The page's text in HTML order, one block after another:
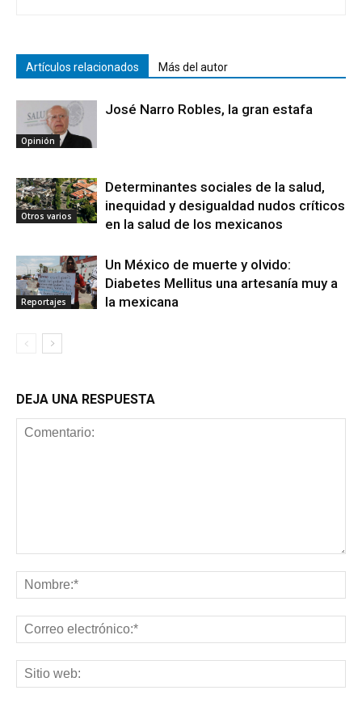
Artículos relacionados Más del autor
Opinión
José Narro Robles, la gran estafa
Otros varios
Determinantes sociales de la salud,
inequidad y desigualdad nudos críticos
en la salud de los mexicanos
Reportajes
Un México de muerte y olvido:
Diabetes Mellitus una artesanía muy a
la mexicana
DEJA UNA RESPUESTA